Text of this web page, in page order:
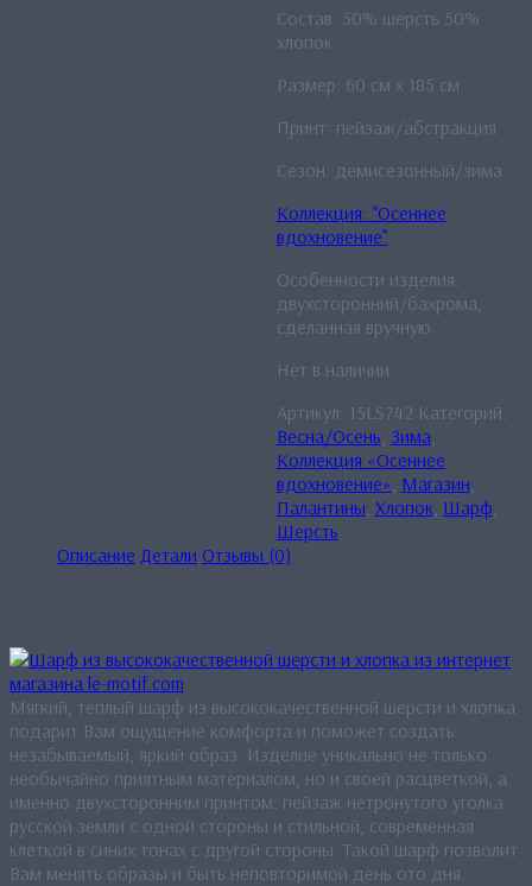
Состав: 50% шерсть 50%
хлопок
Размер: 60 см x 185 см
Принт: пейзаж/абстракция
Сезон: демисезонный/зима
Коллекция: “Осеннее
вдохновение”
Особенности изделия:
двухсторонний/бахрома,
сделанная вручную
Нет в наличии
Артикул: 15LS742 Категорий:
Весна/Осень Зима
Коллекция «Осеннее
вдохновение» Магазин
Палантины Хлопок Шарф
Шерсть
Описание Детали Отзывы (0)
Мягкий, теплый шарф из высококачественной шерсти и хлопка
подарит Вам ощущение комфорта и поможет создать
незабываемый, яркий образ. Изделие уникально не только
необычайно приятным материалом, но и своей расцветкой, а
именно двухсторонним принтом: пейзаж нетронутого уголка
русской земли с одной стороны и стильной, современная
клеткой в синих тонах с другой стороны. Такой шарф позволит
Вам менять образы и быть неповторимой день ото дня.